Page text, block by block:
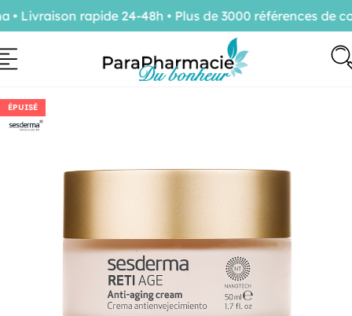
ÉPUISÉ
rapide 24-48h • Plus de 3000 références de